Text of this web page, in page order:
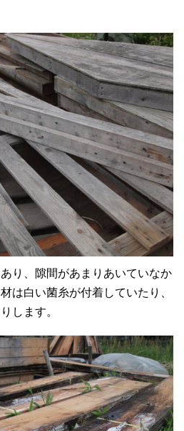
り、隙間があまりあいていなか
は白い菌糸が付着していたり、
します。